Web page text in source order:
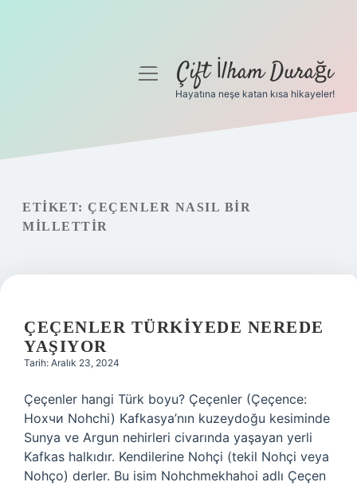
Gizlilik Politikası
Hakkımızda
menüyüÇift İlham Durağı
Hayatına neşe katan kısa hikayeler!
ETIKET: ÇEÇENLER NASIL BIR
MILLETTIR
ÇEÇENLER TÜRKIYEDE NEREDE
YAŞIYOR
Tarih: Aralık 23, 2024
Çeçenler hangi Türk boyu? Çeçenler (Çeçence:
Hохчи Nohchi) Kafkasya’nın kuzeydoğu kesiminde
Sunya ve Argun nehirleri civarında yaşayan yerli
Kafkas halkıdır. Kendilerine Nohçi (tekil Nohçi veya
Nohço) derler. Bu isim Nohchmekhahoi adlı Çeçen